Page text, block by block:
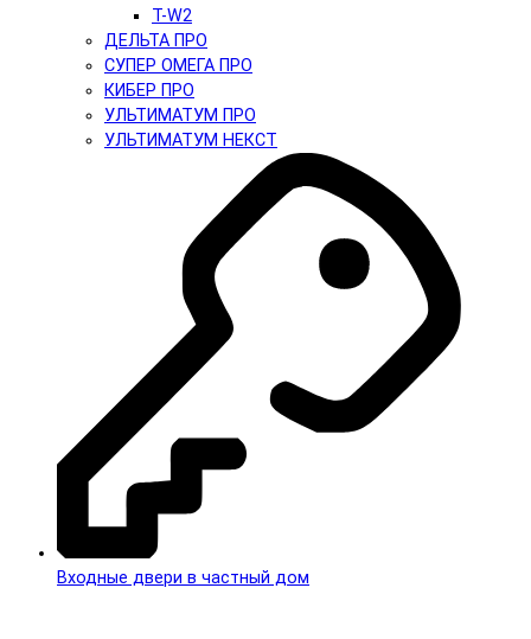
T-W2
ДЕЛЬТА ПРО
СУПЕР ОМЕГА ПРО
КИБЕР ПРО
УЛЬТИМАТУМ ПРО
УЛЬТИМАТУМ НЕКСТ
Входные двери в частный дом